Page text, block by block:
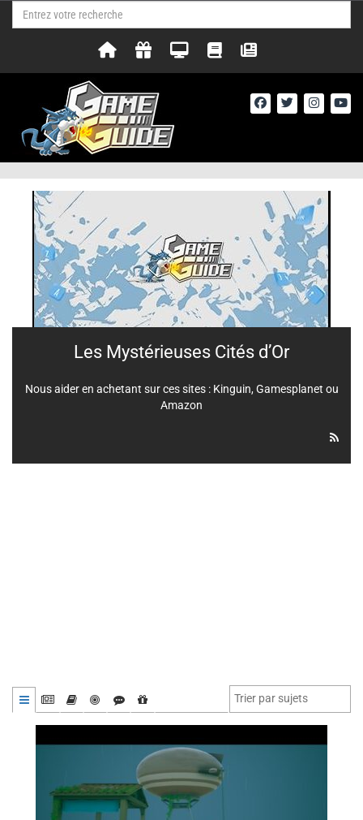
Les Mystérieuses Cités d’Or
Nous aider en achetant sur ces sites : Kinguin, Gamesplanet ou
Amazon